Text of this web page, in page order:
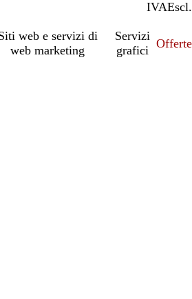
IVAIncl.
Escl.
web e servizi di
web marketing
Servizi
grafici
Offerte